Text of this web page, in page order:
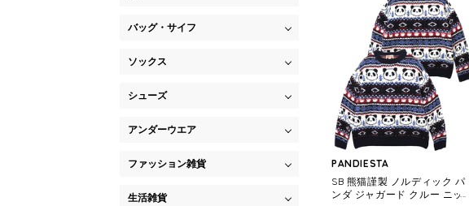
PANDIESTA
SB 熊猫謹製 ノルディック パ
ンダ ジャガード クルー ニット
バッグ・サイフ
ソックス
シューズ
アンダーウエア
ファッション雑貨
生活雑貨